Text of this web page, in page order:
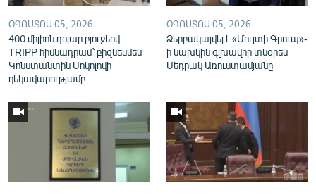
ՕԳՈՍՏՈՍ 05, 2026
400 միլիոն դոլար բյուջեով
TRIPP հիմնադրամ՝ բիզնեսմեն
Կոնստանտին Սոկոլովի
ղեկավարությամբ
ՕԳՈՍՏՈՍ 05, 2026
Ձերբակալվել է «Մուլտի Գրուպ»-
ի նախկին գլխավոր տնօրեն
Սեդրակ Առուստամյանը